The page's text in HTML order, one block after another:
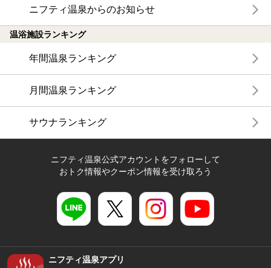
ニフティ温泉からのお知らせ
温浴施設ランキング
年間温泉ランキング
月間温泉ランキング
サウナランキング
ニフティ温泉公式アカウントをフォローして
おトク情報やクーポン情報を受け取ろう
ニフティ温泉アプリ